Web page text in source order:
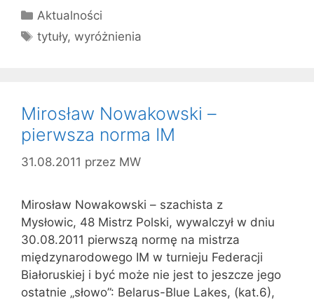
Kategorie
Aktualności
Tagi
tytuły,wyróżnienia
Mirosław Nowakowski –
pierwsza norma IM
31.08.2011 przez MW
Mirosław Nowakowski – szachista z
Mysłowic, 48 Mistrz Polski, wywalczył w dniu
30.08.2011 pierwszą normę na mistrza
międzynarodowego IM w turnieju Federacji
Białoruskiej i być może nie jest to jeszcze jego
ostatnie „słowo”: Belarus-Blue Lakes, (kat.6),